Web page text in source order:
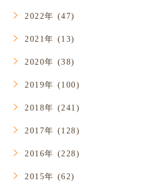
2022年 (47)
2021年 (13)
2020年 (38)
2019年 (100)
2018年 (241)
2017年 (128)
2016年 (228)
2015年 (62)